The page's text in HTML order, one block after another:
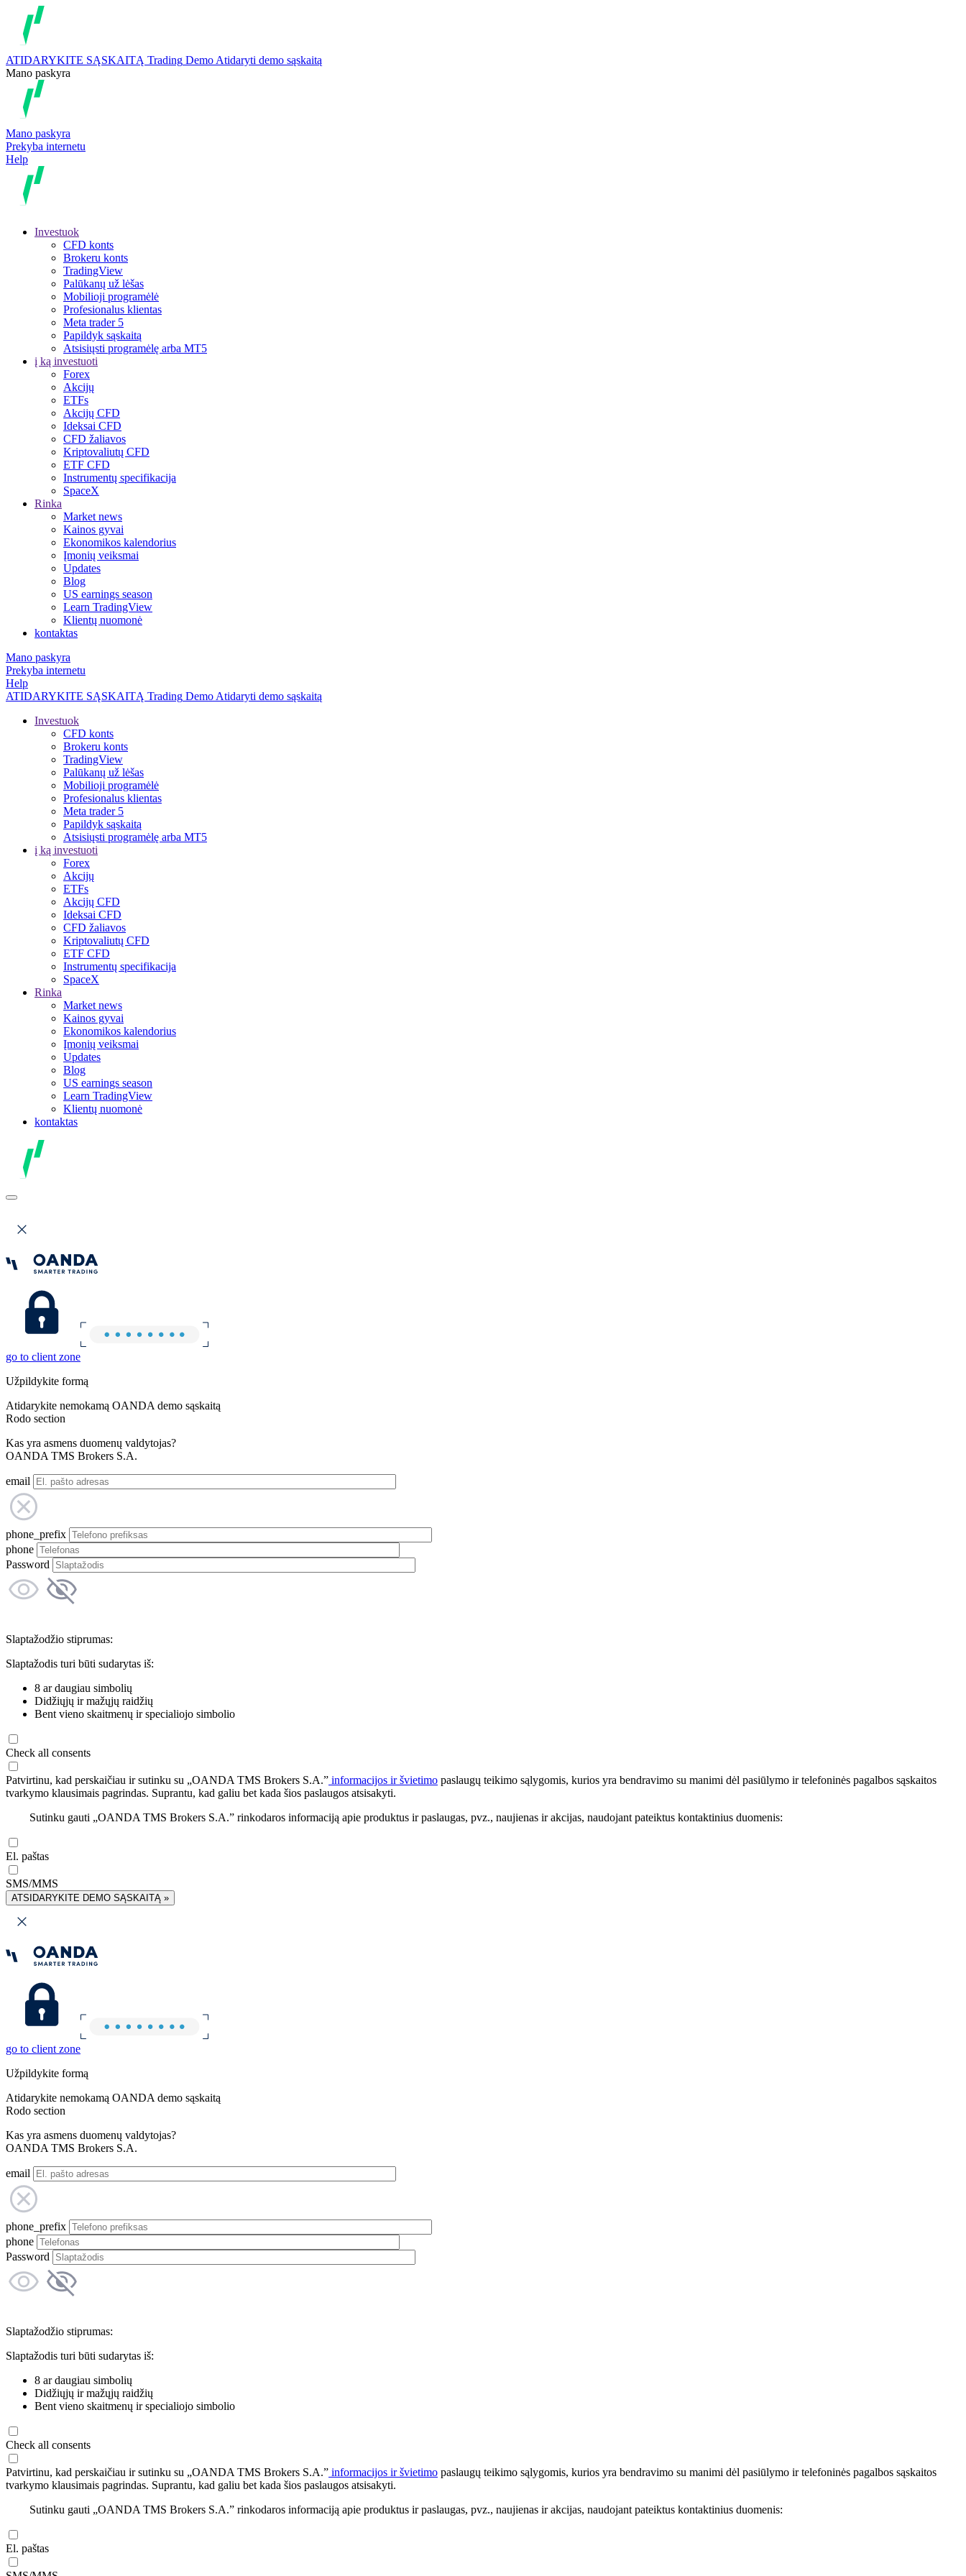
ATIDARYKITE SĄSKAITĄ Trading Demo Atidaryti demo sąskaitą
Mano paskyra
Mano paskyra
Prekyba internetu
Help
Investuok
CFD konts
Brokeru konts
TradingView
Palūkanų už lėšas
Mobilioji programėlė
Profesionalus klientas
Meta trader 5
Papildyk sąskaitą
Atsisiųsti programėlę arba MT5
į ką investuoti
Forex
Akcijų
ETFs
Akcijų CFD
Ideksai CFD
CFD žaliavos
Kriptovaliutų CFD
ETF CFD
Instrumentų specifikacija
SpaceX
Rinka
Market news
Kainos gyvai
Ekonomikos kalendorius
Įmonių veiksmai
Updates
Blog
US earnings season
Learn TradingView
Klientų nuomonė
kontaktas
Mano paskyra
Prekyba internetu
Help
ATIDARYKITE SĄSKAITĄ Trading Demo Atidaryti demo sąskaitą
Investuok
CFD konts
Brokeru konts
TradingView
Palūkanų už lėšas
Mobilioji programėlė
Profesionalus klientas
Meta trader 5
Papildyk sąskaitą
Atsisiųsti programėlę arba MT5
į ką investuoti
Forex
Akcijų
ETFs
Akcijų CFD
Ideksai CFD
CFD žaliavos
Kriptovaliutų CFD
ETF CFD
Instrumentų specifikacija
SpaceX
Rinka
Market news
Kainos gyvai
Ekonomikos kalendorius
Įmonių veiksmai
Updates
Blog
US earnings season
Learn TradingView
Klientų nuomonė
kontaktas
go to client zone
Užpildykite formą
Atidarykite nemokamą OANDA demo sąskaitą
Rodo section
Kas yra asmens duomenų valdytojas?
OANDA TMS Brokers S.A.
email
phone_prefix
phone
Password
Slaptažodžio stiprumas:
Slaptažodis turi būti sudarytas iš:
8 ar daugiau simbolių
Didžiųjų ir mažųjų raidžių
Bent vieno skaitmenų ir specialiojo simbolio
Check all consents
Patvirtinu, kad perskaičiau ir sutinku su „OANDA TMS Brokers S.A.” informacijos ir švietimo paslaugų teikimo sąlygomis, kurios yra bendravimo su manimi dėl pasiūlymo ir telefoninės pagalbos sąskaitos
tvarkymo klausimais pagrindas. Suprantu, kad galiu bet kada šios paslaugos atsisakyti.
Sutinku gauti „OANDA TMS Brokers S.A.” rinkodaros informaciją apie produktus ir paslaugas, pvz., naujienas ir akcijas, naudojant pateiktus kontaktinius duomenis:
El. paštas
SMS/MMS
ATSIDARYKITE DEMO SĄSKAITĄ »
go to client zone
Užpildykite formą
Atidarykite nemokamą OANDA demo sąskaitą
Rodo section
Kas yra asmens duomenų valdytojas?
OANDA TMS Brokers S.A.
email
phone_prefix
phone
Password
Slaptažodžio stiprumas:
Slaptažodis turi būti sudarytas iš:
8 ar daugiau simbolių
Didžiųjų ir mažųjų raidžių
Bent vieno skaitmenų ir specialiojo simbolio
Check all consents
Patvirtinu, kad perskaičiau ir sutinku su „OANDA TMS Brokers S.A.” informacijos ir švietimo paslaugų teikimo sąlygomis, kurios yra bendravimo su manimi dėl pasiūlymo ir telefoninės pagalbos sąskaitos
tvarkymo klausimais pagrindas. Suprantu, kad galiu bet kada šios paslaugos atsisakyti.
Sutinku gauti „OANDA TMS Brokers S.A.” rinkodaros informaciją apie produktus ir paslaugas, pvz., naujienas ir akcijas, naudojant pateiktus kontaktinius duomenis:
El. paštas